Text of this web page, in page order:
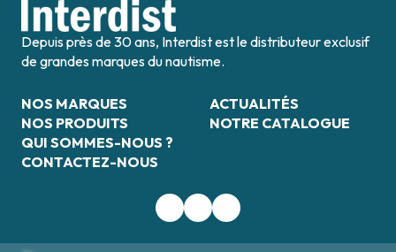
Depuis près de 30 ans, Interdist est le distributeur exclusif
de grandes marques du nautisme.
NOS MARQUES
NOS PRODUITS
QUI SOMMES-NOUS ?
CONTACTEZ-NOUS
ACTUALITÉS
NOTRE CATALOGUE